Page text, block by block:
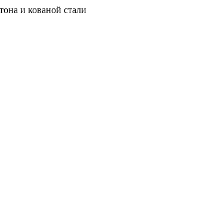
и кованой стали